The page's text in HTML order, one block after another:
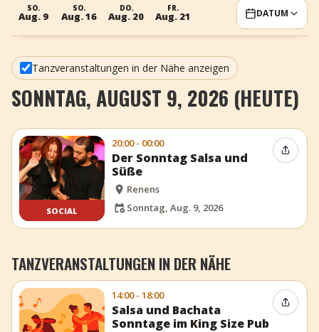
+ Event hinzufügen
SO.
Aug. 9
SO.
Aug. 16
DO.
Aug. 20
FR.
Aug. 21 DATUM
Tanzveranstaltungen in der Nähe anzeigen
SONNTAG, AUGUST 9, 2026 (HEUTE)
SOCIAL
20:00 - 00:00
Der Sonntag Salsa und
Süße
Renens
Sonntag, Aug. 9, 2026
Event
TANZVERANSTALTUNGEN IN DER NÄHE
14:00 - 18:00
Salsa und Bachata
Sonntage im King Size Pub
Event